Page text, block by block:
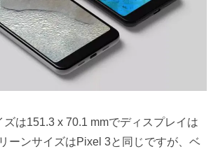
ズは151.3 x 70.1 mmでディスプレイは
ーンサイズはPixel 3と同じですが、ベ